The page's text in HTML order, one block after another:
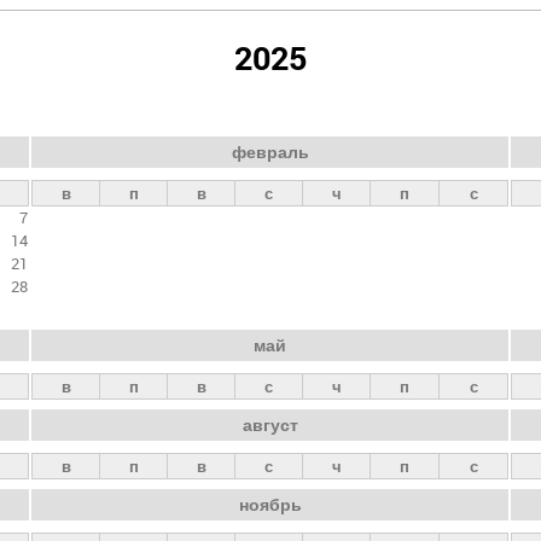
2025
7
14
21
28
февраль
в п в с ч п с
май
в п в с ч п с
август
в п в с ч п с
ноябрь